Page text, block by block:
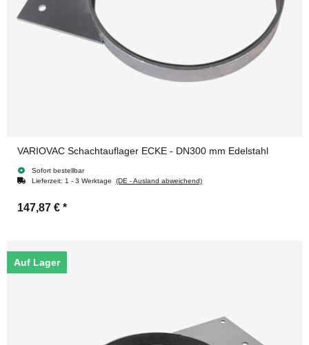
VARIOVAC Schachtauflager ECKE - DN300 mm Edelstahl
Sofort bestellbar
Lieferzeit: 1 - 3 Werktage (DE - Ausland abweichend)
147,87 € *
Auf Lager